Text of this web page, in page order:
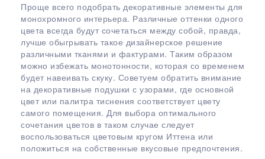
Проще всего подобрать декоративные элементы для
монохромного интерьера. Различные оттенки одного
цвета всегда будут сочетаться между собой, правда,
лучше обыгрывать такое дизайнерское решение
различными тканями и фактурами. Таким образом
можно избежать монотонности, которая со временем
будет навеивать скуку. Советуем обратить внимание
на декоративные подушки с узорами, где основной
цвет или палитра тиснения соответствует цвету
самого помещения. Для выбора оптимального
сочетания цветов в таком случае следует
воспользоваться цветовым кругом Иттена или
положиться на собственные вкусовые предпочтения.